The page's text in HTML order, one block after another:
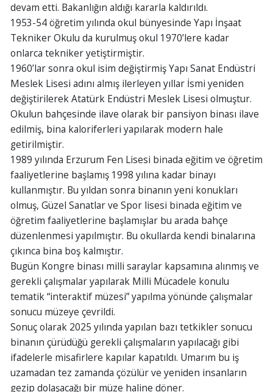
devam etti. Bakanlığın aldığı kararla kaldırıldı.
1953-54 öğretim yılında okul bünyesinde Yapı İnşaat
Tekniker Okulu da kurulmuş okul 1970’lere kadar
onlarca tekniker yetiştirmiştir.
1960’lar sonra okul isim değiştirmiş Yapı Sanat Endüstri
Meslek Lisesi adını almış ilerleyen yıllar İsmi yeniden
değiştirilerek Atatürk Endüstri Meslek Lisesi olmuştur.
Okulun bahçesinde ilave olarak bir pansiyon binası ilave
edilmiş, bina kaloriferleri yapılarak modern hale
getirilmiştir.
1989 yılında Erzurum Fen Lisesi binada eğitim ve öğretim
faaliyetlerine başlamış 1998 yılına kadar binayı
kullanmıştır. Bu yıldan sonra binanın yeni konukları
olmuş, Güzel Sanatlar ve Spor lisesi binada eğitim ve
öğretim faaliyetlerine başlamışlar bu arada bahçe
düzenlenmesi yapılmıştır. Bu okullarda kendi binalarına
çıkınca bina boş kalmıştır.
Bugün Kongre binası milli saraylar kapsamına alınmış ve
gerekli çalışmalar yapılarak Milli Mücadele konulu
tematik “interaktif müzesi” yapılma yönünde çalışmalar
sonucu müzeye çevrildi.
Sonuç olarak 2025 yılında yapılan bazı tetkikler sonucu
binanın çürüdüğü gerekli çalışmaların yapılacağı gibi
ifadelerle misafirlere kapılar kapatıldı. Umarım bu iş
uzamadan tez zamanda çözülür ve yeniden insanların
gezip dolaşacağı bir müze haline döner.